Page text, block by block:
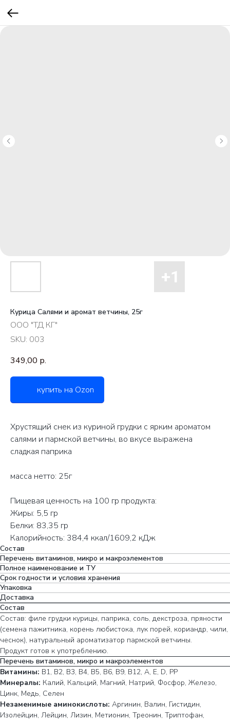
Курица Салями и аромат ветчины, 25г
ООО "ТД КГ"
SKU: 003
349,00 р.
купить на Ozon
Хрустящий снек из куриной грудки с ярким ароматом
салями и пармской ветчины, во вкусе выражена
сладкая паприка
масса нетто: 25г
Пищевая ценность на 100 гр продукта:
Жиры: 5,5 гр
Белки: 83,35 гр
Калорийность: 384,4 ккал/1609,2 кДж
Состав
Перечень витаминов, микро и макроэлементов
Полное наименование и ТУ
Срок годности и условия хранения
Упаковка
Доставка
Состав
Состав: филе грудки курицы, паприка, соль, декстроза, пряности
(семена пажитника, корень любистока, лук порей, кориандр, чили,
чеснок), натуральный ароматизатор пармской ветчины.
Продукт готов к употреблению.
Перечень витаминов, микро и макроэлементов
Витамины: В1, B2, В3, В4, В5, B6, В9, B12, A, E, D, РР
Минералы: Калий, Кальций, Магний, Натрий, Фосфор, Железо,
Цинк, Медь, Селен
Незаменимые аминокислоты: Аргинин, Валин, Гистидин,
Изолейцин, Лейцин, Лизин, Метионин, Треонин, Триптофан,